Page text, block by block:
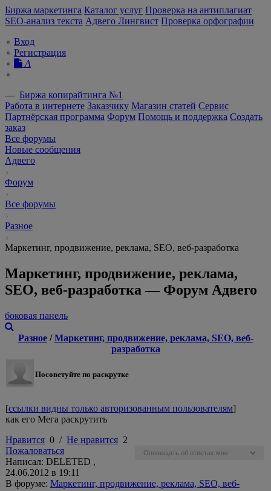
Биржа маркетинга Каталог услуг Проверка на антиплагиат
SEO-анализ текста Адвего Лингвист Проверка орфографии
Вход
Регистрация
A
— Биржа копирайтинга №1
Работа в интернете Заказчику Магазин статей Сервис
Партнёрская программа Форум Помощь и поддержка Создать
заказ
Все форумы
Новые сообщения
Адвего
Форум
Все форумы
Разное
Маркетинг, продвижение, реклама, SEO, веб-разработка
Маркетинг, продвижение, реклама,
SEO, веб-разработка — Форум Адвего
боковая панель
Разное/Маркетинг, продвижение, реклама, SEO, веб-
разработка
Посоветуйте по раскрутке
[ссылки видны только авторизованным пользователям]
как его Мега раскрутить
Нравится 0 / Не нравится 2
Пожаловаться
Написал: DELETED ,
24.06.2012 в 19:11
В форуме: Маркетинг, продвижение, реклама, SEO, веб-